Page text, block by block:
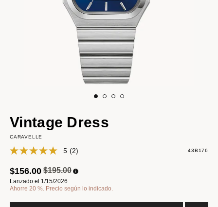
Vintage Dress
CARAVELLE
5 (2) 43B176
Precio reducido de
$195.00a
$156.00
Lanzado el 1/15/2026
Ahorre 20 %. Precio según lo indicado.